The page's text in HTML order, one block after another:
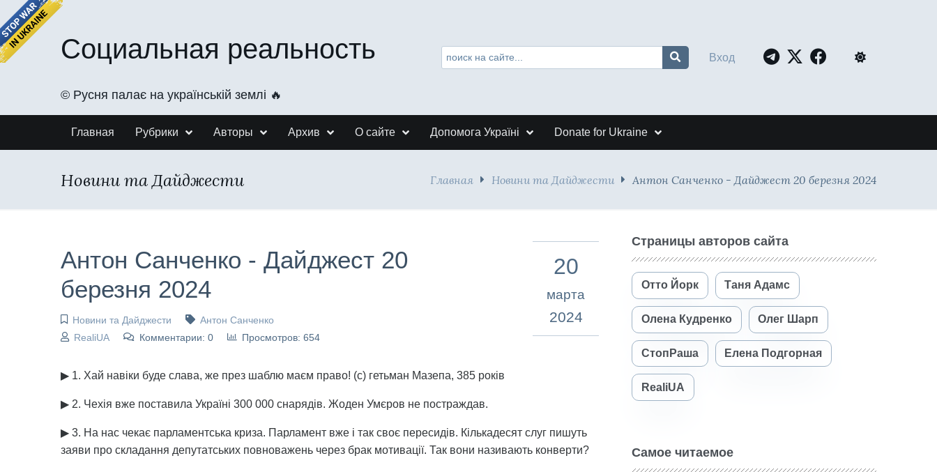
Социальная реальность
©️ Русня палає на українській землі 🔥
Вход
Главная Рубрики Авторы Архив О сайте Допомога Україні Donate for Ukraine
Новини та Дайджести Главная Новини та Дайджести Антон Санченко - Дайджест 20 березня 2024
Антон Санченко - Дайджест 20
березня 2024
Новини та Дайджести
Антон Санченко
RealiUA
Комментарии: 0 Просмотров: 654
20
марта
2024
▶ 1. Хай навіки буде слава, же през шаблю маєм право! (с) гетьман Мазепа, 385 років
▶ 2. Чехія вже поставила Україні 300 000 снарядів. Жоден Умєров не постраждав.
▶ 3. На нас чекає парламентська криза. Парламент вже і так своє пересидів. Кількадесят слуг пишуть
заяви про складання депутатських повноважень через брак мотивації. Так вони називають конверти?
Страницы авторов сайта
Отто Йорк Таня Адамс
Олена Кудренко Олег Шарп
СтопРаша Елена Подгорная
RealiUA
Самое читаемое